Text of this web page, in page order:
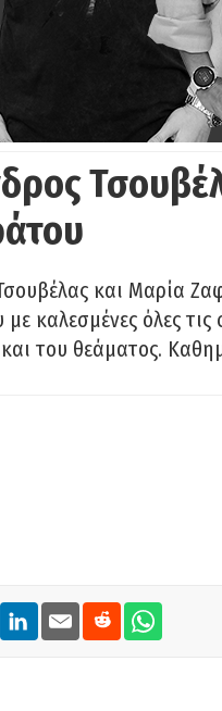
και Μαρία
καλεσμένες όλες
του θεάματος.